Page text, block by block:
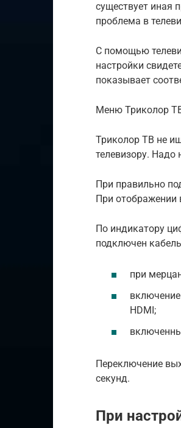
существует иная
проблема в
С помощью
настройки
показывает
Меню Триколор
Триколор ТВ не
телевизору. Надо
При правильно
При отображении
По индикатору
подключен
при
HDMI;
Переключение
секунд.
При